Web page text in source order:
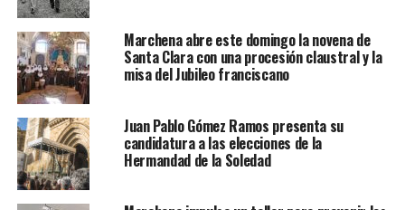
Marchena abre este domingo la novena de
Santa Clara con una procesión claustral y la
misa del Jubileo franciscano
Juan Pablo Gómez Ramos presenta su
candidatura a las elecciones de la
Hermandad de la Soledad